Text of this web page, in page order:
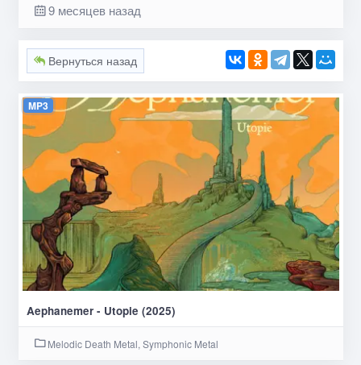
9 месяцев назад
Вернуться назад
MP3
Aephanemer - Utopie (2025)
Melodic Death Metal, Symphonic Metal